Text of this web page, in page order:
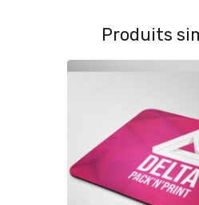
Produits